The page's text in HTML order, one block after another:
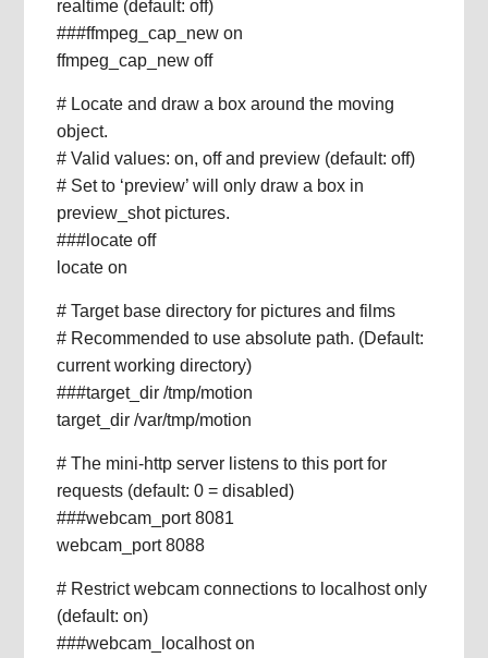
realtime (default: off)
###ffmpeg_cap_new on
ffmpeg_cap_new off
# Locate and draw a box around the moving
object.
# Valid values: on, off and preview (default: off)
# Set to ‘preview’ will only draw a box in
preview_shot pictures.
###locate off
locate on
# Target base directory for pictures and films
# Recommended to use absolute path. (Default:
current working directory)
###target_dir /tmp/motion
target_dir /var/tmp/motion
# The mini-http server listens to this port for
requests (default: 0 = disabled)
###webcam_port 8081
webcam_port 8088
# Restrict webcam connections to localhost only
(default: on)
###webcam_localhost on